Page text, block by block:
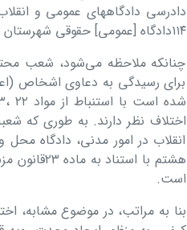
دادرسی دادگاهھای عمومی و
١١۴دادگاه [عمومی] حقوقی شھرستان تھران حل اختلاف می‌گردد.”
چنانکه ملاحظه می‌شود، شعب
برای رسیدگی به دعاوی اشخاص
انقلاب در امور مدنی، دادگاه
ھشتم با
است.